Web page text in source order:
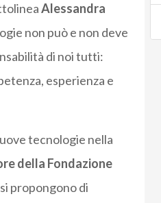
Alessandra
non può e non deve
di noi tutti:
esperienza e
tecnologie nella
della Fondazione
propongono di